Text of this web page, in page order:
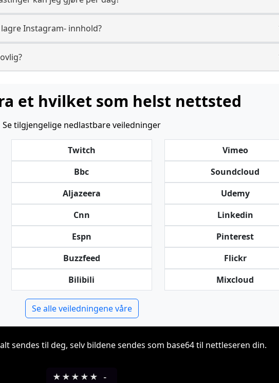
Instagram- innhold?
et hvilket som helst nettsted
Se tilgjengelige nedlastbare veiledninger
Twitch
Bbc
Aljazeera
Cnn
Espn
Buzzfeed
Bilibili
Vimeo
Soundcloud
Udemy
Linkedin
Pinterest
Flickr
Mixcloud
Se alle veiledningene våre
sendes til deg, selv bildene sendes som base64 til nettleseren din.
★ ★ ★ ★ ★ -